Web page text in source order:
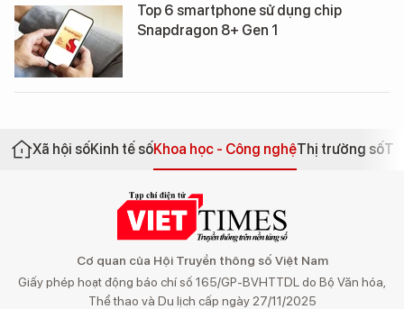
Top 6 smartphone sử dụng chip
Snapdragon 8+ Gen 1
Xã hội sốKinh tế sốKhoa học - Công nghệThị trường số
Cơ quan của Hội Truyền thông số Việt Nam
Giấy phép hoạt động báo chí số 165/GP-BVHTTDL do Bộ Văn hóa,
Thể thao và Du lịch cấp ngày 27/11/2025